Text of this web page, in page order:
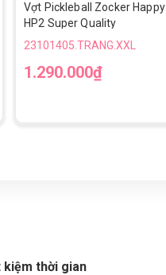
Vợt Pickleball Zocker Happy
HP2 Super Quality
23101405.TRANG.XXL
1.290.000₫
kiệm thời gian